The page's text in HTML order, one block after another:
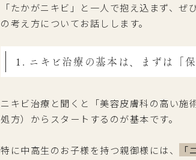
「たかがニキビ」と一人で抱え込まず、
の考え方についてお話しします。
1. ニキビ治療の基本は、まずは「
ニキビ治療と聞くと「美容皮膚科の高い施
処方）からスタートするのが基本です。
特に中高生のお子様を持つ親御様には、